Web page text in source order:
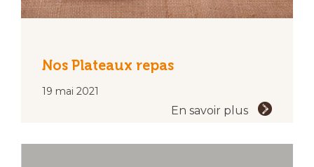
Nos Plateaux repas
19 mai 2021
En savoir plus